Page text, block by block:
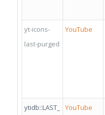
yt-icons-
last-purged
YouTube
ytidb::LAST_
YouTube